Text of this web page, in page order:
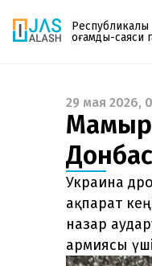
Республикалық
қоғамдық-саяси
Газетке жазылу
PDF форматтағы
поштаңызға алып
шыққан сәтте сізге
енгізіңіз, біз қалғанын
29 мая 2026,
Мамыр
Украина
ақпарат
назар
армиясы